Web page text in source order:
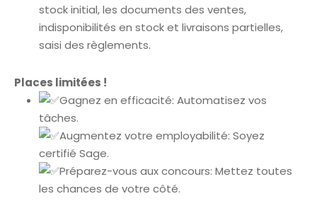
stock initial, les documents des ventes,
indisponibilités en stock et livraisons partielles,
saisi des règlements.
Places limitées !
Gagnez en efficacité: Automatisez vos
tâches.
Augmentez votre employabilité: Soyez
certifié Sage.
Préparez-vous aux concours: Mettez toutes
les chances de votre côté.